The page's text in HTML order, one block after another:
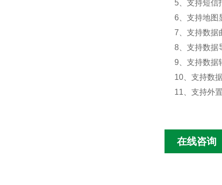
5、支持短信
6、支持地图
7、支持数据
8、支持数据
9、支持数据
10、支持数
11、支持外
在线咨询